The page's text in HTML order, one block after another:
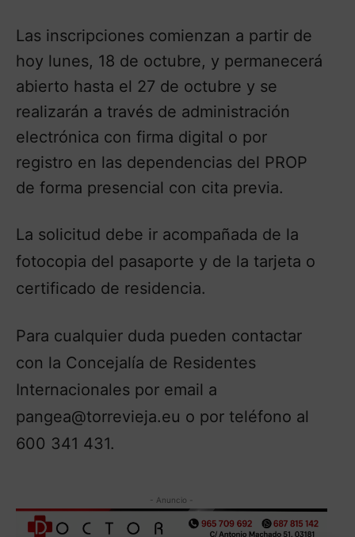
Las inscripciones comienzan a partir de
hoy lunes, 18 de octubre, y permanecerá
abierto hasta el 27 de octubre y se
realizarán a través de administración
electrónica con firma digital o por
registro en las dependencias del PROP
de forma presencial con cita previa.
La solicitud debe ir acompañada de la
fotocopia del pasaporte y de la tarjeta o
certificado de residencia.
Para cualquier duda pueden contactar
con la Concejalía de Residentes
Internacionales por email a
pangea@torrevieja.eu o por teléfono al
600 341 431.
- Anuncio -